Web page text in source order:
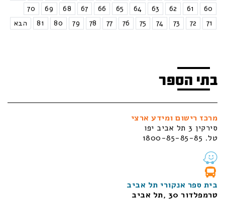
60
61
62
63
64
65
66
67
68
69
70
71
72
73
74
75
76
77
78
79
80
81 הבא
בתי הספר
מרכז רישום ומידע ארצי
סירקין 3 תל אביב יפו
טל. 1800-85-85-85
בית ספר אנקורי תל אביב
טרמפלדור 30 ,תל אביב